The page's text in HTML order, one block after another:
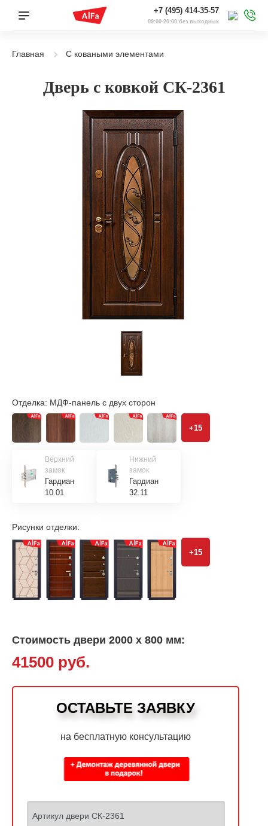
+7 (495) 414-35-57
09:00-20:00 без выходных
Главная С коваными элементами
Дверь с ковкой СК-2361
Отделка: МДФ-панель с двух сторон
+15
Верхний
замок
Гардиан
10.01
Нижний
замок
Гардиан
32.11
Рисунки отделки:
+15
Стоимость двери 2000 х 800 мм:
41500 руб.
ОСТАВЬТЕ ЗАЯВКУ
на бесплатную консультацию